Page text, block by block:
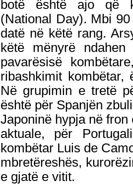
botë është ajo që
(National Day). Mbi
datë në këtë rang.
këtë mënyrë
pavarësisë
ribashkimit
Në grupimin e tretë
është për Spanjën
Japoninë hypja në
aktuale, për
kombëtar Luis de
mbretëreshës,
e gjatë e vitit.